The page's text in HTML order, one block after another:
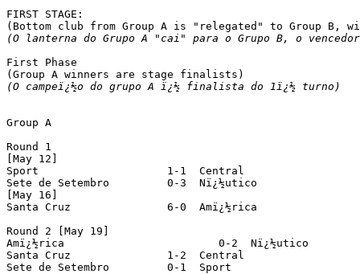
FIRST STAGE:
(O lanterna do Grupo A "cai" para o Grupo B, o
First Phase
(O campeï¿½o do grupo A ï¿½ finalista do 1ï¿½ turno)
Group A
Round 1
[May 12]
Sport			 1-1  Central
Sete de Setembro 	 0-3  Nï¿½utico
[May 16]
Santa Cruz		 6-0  Amï¿½rica
Round 2 [May 19]
Amï¿½rica			 0-2  Nï¿½utico
Santa Cruz		 1-2  Central
Sete de Setembro	 0-1  Sport